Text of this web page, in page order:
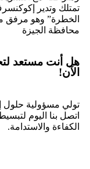
تمتلك وتدير
الخطرة” وهو مرفق
محافظة الجيزة
هل أنت مستعد
الآن!
تولي مسؤولية حلول
اتصل بنا اليوم
الكفاءة والاستدامة.